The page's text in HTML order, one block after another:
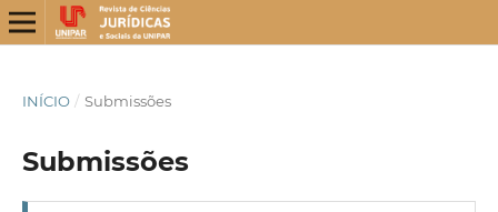
INÍCIO / Submissões
Submissões